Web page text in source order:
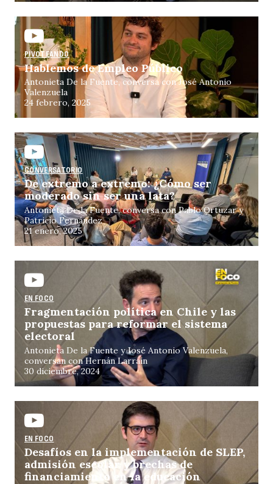
PIVOTEANDO
Hablemos de Empleo Público
Antonieta De la Fuente, conversa con José Antonio
Valenzuela
24 febrero, 2025
CONVERSATORIO
De extremo a extremo: ¿Cómo ser
moderado sin ser una lata?
Antonieta De la Fuente, conversa con Pablo Ortuzar y
Patricio Fernández
21 enero, 2025
EN FOCO
Fragmentación política en Chile y las
propuestas para reformar el sistema
electoral
Antonieta De la Fuente y José Antonio Valenzuela,
conversan con Hernán Larraín
30 diciembre, 2024
EN FOCO
Desafíos en la implementación de SLEP,
admisión escolar y brechas de
financiamiento en la educación